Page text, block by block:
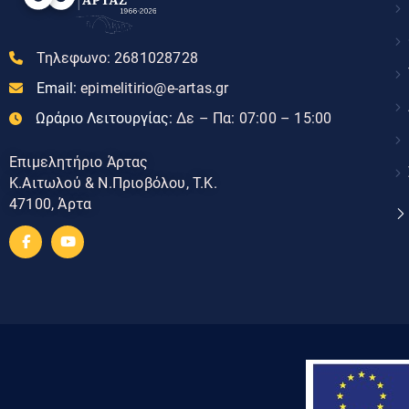
Τηλεφωνο: 2681028728
Email: epimelitirio@e-artas.gr
Ωράριο Λειτουργίας: Δε – Πα: 07:00 – 15:00
Επιμελητήριο Άρτας
Κ.Αιτωλού & Ν.Πριοβόλου, Τ.Κ.
47100, Άρτα